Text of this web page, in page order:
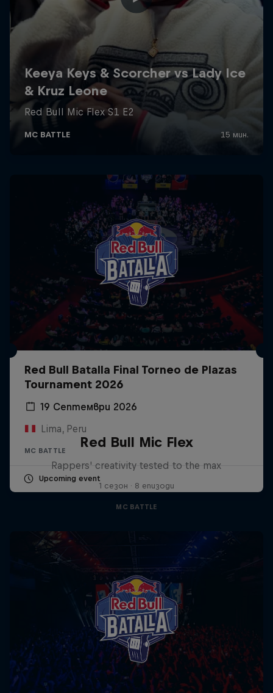
Red Bull Batalla Final Torneo de Plazas
Tournament 2026
19 Септември 2026
Lima, Peru
MC BATTLE
Upcoming event
Red Bull Mic Flex
Rappers' creativity tested to the max
1 сезон · 8 епизоди
MC BATTLE